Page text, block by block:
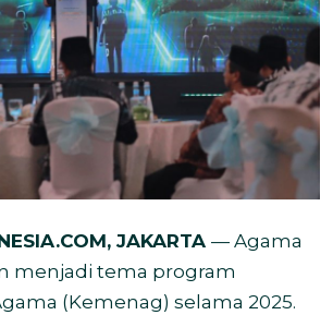
JAKARTA — Agama
menjadi tema program
(Kemenag) selama 2025.